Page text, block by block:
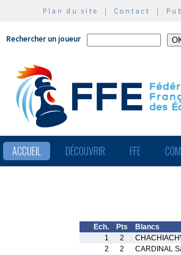
Plan du site | Contact |
Rechercher un joueur
ACCUEIL DÉCOUVRIR FFE
Ech. Pts
Blancs
1
2
2
2
CARDINAL